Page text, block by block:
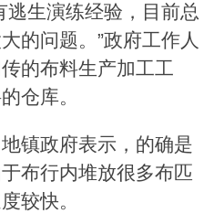
逃生演练经验，目前总
的问题。”政府工作人
的布料生产加工工
仓库。
镇政府表示，的确是
布行内堆放很多布匹
较快。